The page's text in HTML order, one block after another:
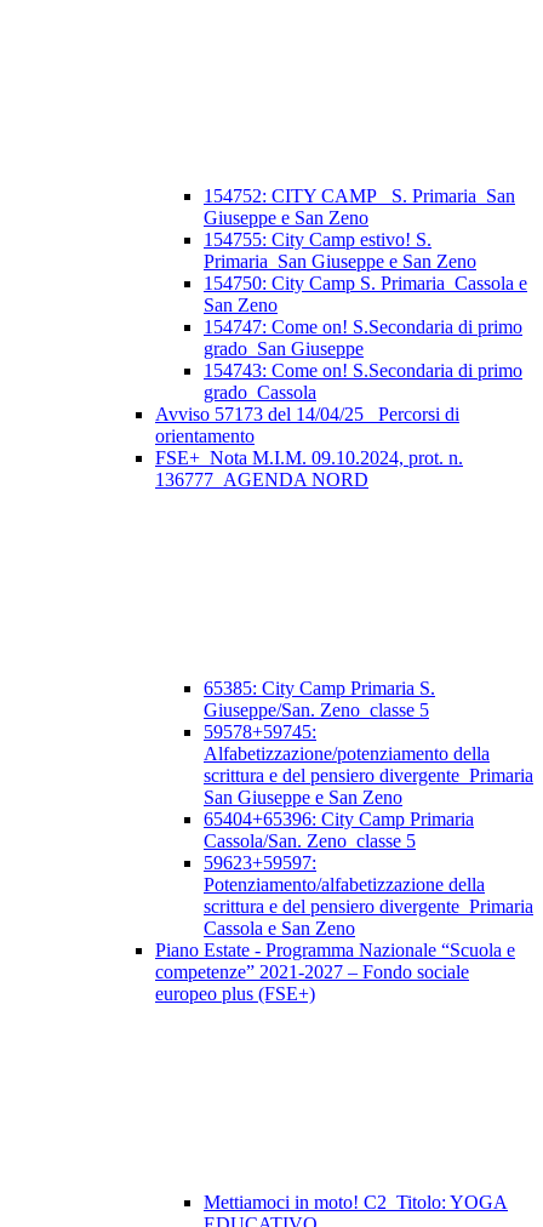
154752: CITY CAMP_ S. Primaria_San
Giuseppe e San Zeno
154755: City Camp estivo! S.
Primaria_San Giuseppe e San Zeno
154750: City Camp S. Primaria_Cassola e
San Zeno
154747: Come on! S.Secondaria di primo
grado_San Giuseppe
154743: Come on! S.Secondaria di primo
grado_Cassola
Avviso 57173 del 14/04/25_ Percorsi di
orientamento
FSE+_Nota M.I.M. 09.10.2024, prot. n.
136777_AGENDA NORD
65385: City Camp Primaria S.
Giuseppe/San. Zeno_classe 5
59578+59745:
Alfabetizzazione/potenziamento della
scrittura e del pensiero divergente_Primaria
San Giuseppe e San Zeno
65404+65396: City Camp Primaria
Cassola/San. Zeno_classe 5
59623+59597:
Potenziamento/alfabetizzazione della
scrittura e del pensiero divergente_Primaria
Cassola e San Zeno
Piano Estate - Programma Nazionale “Scuola e
competenze” 2021-2027 – Fondo sociale
europeo plus (FSE+)
Mettiamoci in moto! C2_Titolo: YOGA